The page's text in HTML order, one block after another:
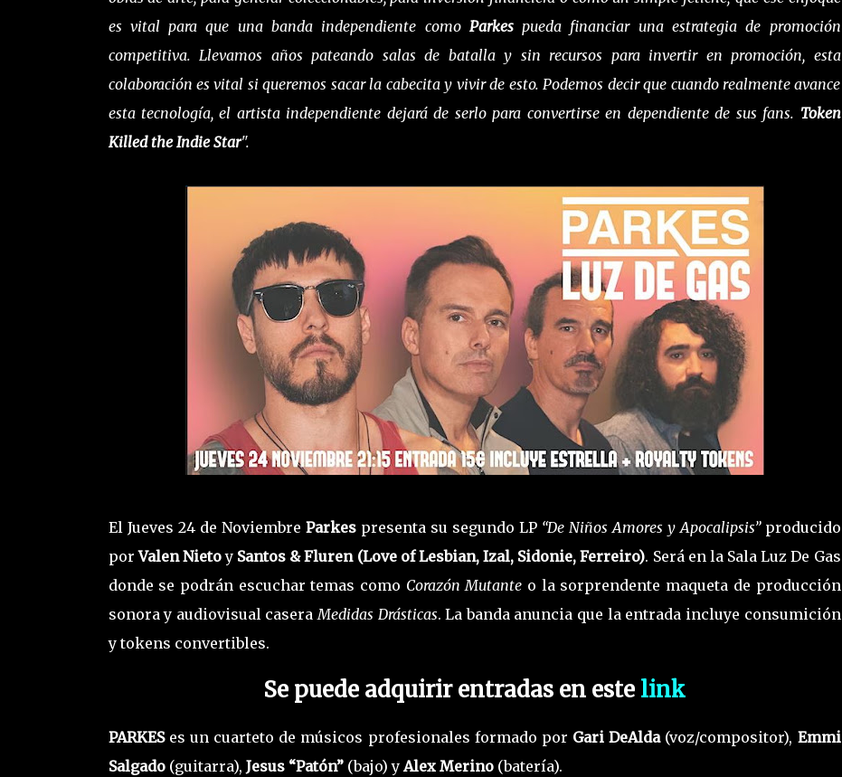
es vital para que una banda independiente como Parkespueda financiar una estrategia de promoción
competitiva. Llevamos años pateando salas de batalla y sin recursos para invertir en promoción, esta
colaboración es vital si queremos sacar la cabecita y vivir de esto. Podemos decir que cuando realmente avance
esta tecnología, el artista independiente dejará de serlo para convertirse en dependiente de sus fans. Token
Killed the Indie Star".
El Jueves 24 de Noviembre Parkes presenta su segundo LP “De Niños Amores y Apocalipsis” producido
porValen Nietoy Santos & Fluren (Love of Lesbian, Izal, Sidonie, Ferreiro). Será en la Sala Luz De Gas
donde se podrán escuchar temas como Corazón Mutante o la sorprendente maqueta de producción
sonora y audiovisual caseraMedidas Drásticas. La banda anuncia que la entrada incluye consumición
y tokens convertibles.
Se puede adquirir entradas en este link
PARKESes un cuarteto de músicos profesionales formado por Gari DeAlda(voz/compositor), Emmi
Salgado (guitarra), Jesus “Patón” (bajo) y Alex Merino (batería).